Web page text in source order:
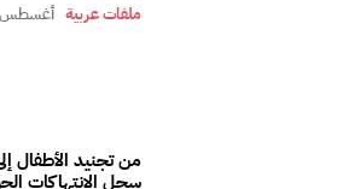
ملفات عربية أغسطس 10, 2026
من تجنيد الأطفال
سجل الانتهاكات